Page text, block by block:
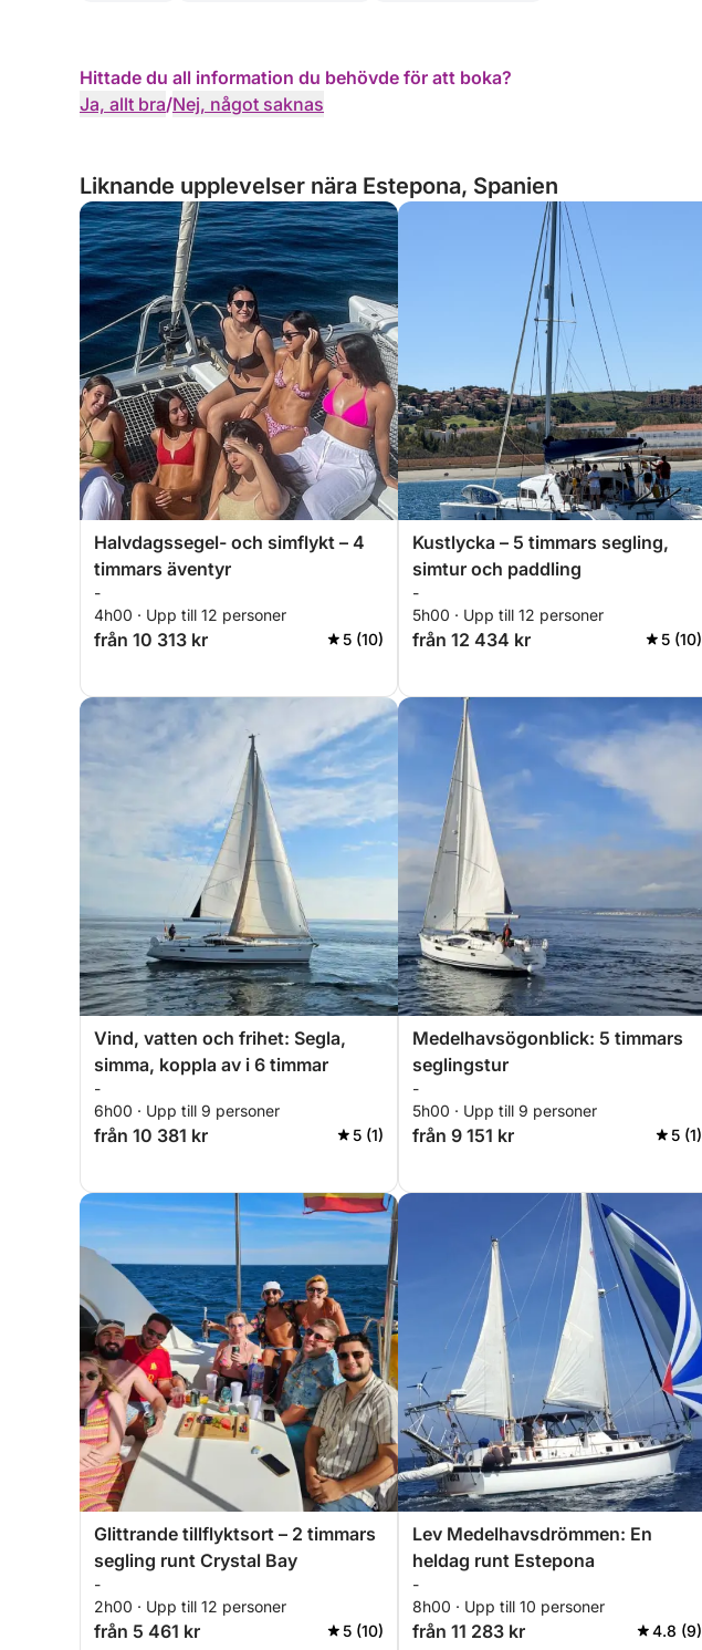
Hittade du all information du behövde för att boka?
Ja, allt bra/Nej, något saknas
Liknande upplevelser nära Estepona, Spanien
Halvdagssegel- och simflykt – 4
timmars äventyr
-
4h00 · Upp till 12 personer
från 10 313 kr 5 (10)
Kustlycka – 5 timmars segling,
simtur och paddling
-
5h00 · Upp till 12 personer
från 12 434 kr 5 (10)
Vind, vatten och frihet: Segla,
simma, koppla av i 6 timmar
-
6h00 · Upp till 9 personer
från 10 381 kr 5 (1)
Medelhavsögonblick: 5 timmars
seglingstur
-
5h00 · Upp till 9 personer
från 9 151 kr 5 (1)
Glittrande tillflyktsort – 2 timmars
segling runt Crystal Bay
-
2h00 · Upp till 12 personer
från 5 461 kr 5 (10)
Lev Medelhavsdrömmen: En
heldag runt Estepona
-
8h00 · Upp till 10 personer
från 11 283 kr 4.8 (9)